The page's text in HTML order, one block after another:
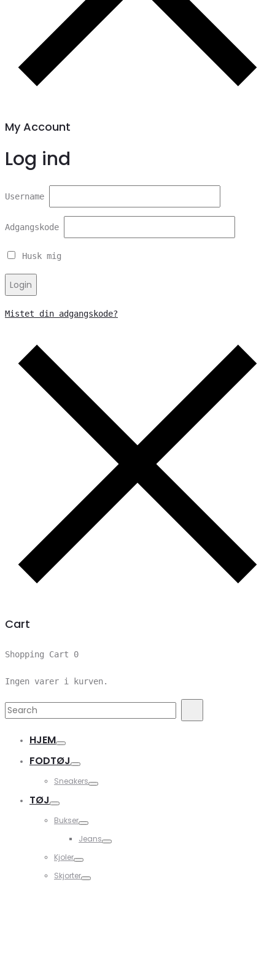
My Account
Log ind
Username
Adgangskode
Husk mig
Login
Mistet din adgangskode?
Cart
Shopping Cart 0
Ingen varer i kurven.
Search
HJEM
FODTØJ
Sneakers
TØJ
Bukser
Jeans
Kjoler
Skjorter